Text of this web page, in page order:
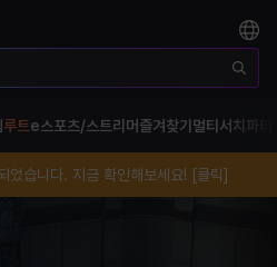
루트e스포츠/스트리머 즐겨찾기 멀티서치 파티
었습니다. 지금 확인해보세요! [클릭]